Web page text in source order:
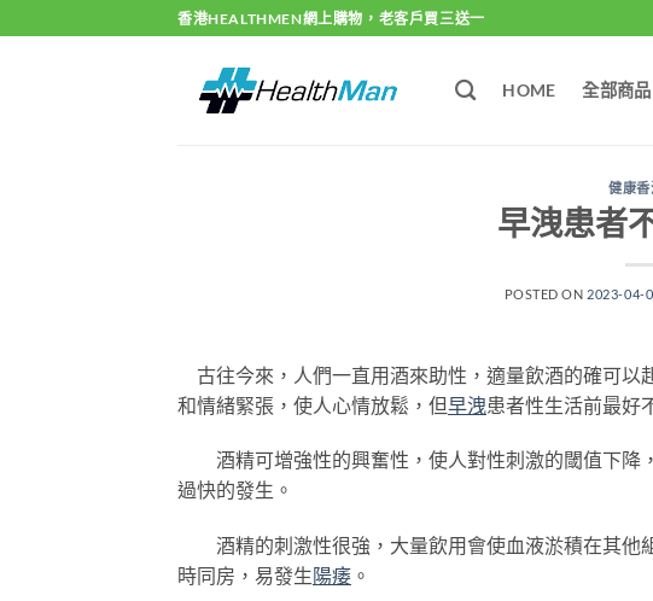
to
香港HEALTHMEN網上購物，老客戶買三送一
HOME 全部商品
健康
早洩患者
POSTED ON 2023-04-
古往今來，人們一直用酒來助性，適量飲酒的確可以
和情緒緊張，使人心情放鬆，但早洩患者性生活前最好
酒精可增強性的興奮性，使人對性刺激的閾值下降
過快的發生。
酒精的刺激性很強，大量飲用會使血液淤積在其他
時同房，易發生陽痿 。